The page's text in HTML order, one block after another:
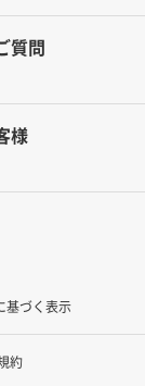
質問
様
基づく表示
約